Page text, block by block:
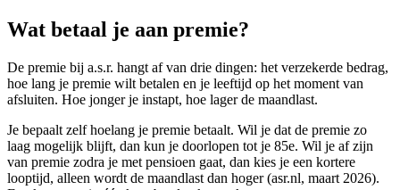
Wat betaal je aan premie?
De premie bij a.s.r. hangt af van drie dingen: het verzekerde bedrag,
hoe lang je premie wilt betalen en je leeftijd op het moment van
afsluiten. Hoe jonger je instapt, hoe lager de maandlast.
Je bepaalt zelf hoelang je premie betaalt. Wil je dat de premie zo
laag mogelijk blijft, dan kun je doorlopen tot je 85e. Wil je af zijn
van premie zodra je met pensioen gaat, dan kies je een kortere
looptijd, alleen wordt de maandlast dan hoger (asr.nl, maart 2026).